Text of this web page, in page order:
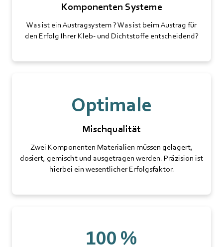
Komponenten Systeme
Was ist ein Austragsystem ? Was ist beim Austrag für
den Erfolg Ihrer Kleb- und Dichtstoffe entscheidend?
Optimale
Mischqualität
Zwei Komponenten Materialien müssen gelagert,
dosiert, gemischt und ausgetragen werden. Präzision ist
hierbei ein wesentlicher Erfolgsfaktor.
100 %